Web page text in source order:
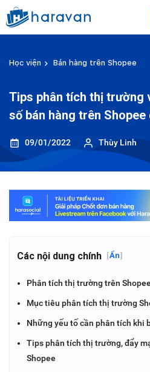
Học viện Bán hàng trên Shopee
Tips phân tích thị trường
số bán hàng trên Shopee
09/01/2022 Thùy Linh
Các nội dung chính [Ẩn]
Phân tích thị trường trên Shopee
Mục tiêu phân tích thị trường
Những yếu tố cần phân tích khi
Tips phân tích thị trường, đẩy
Shopee